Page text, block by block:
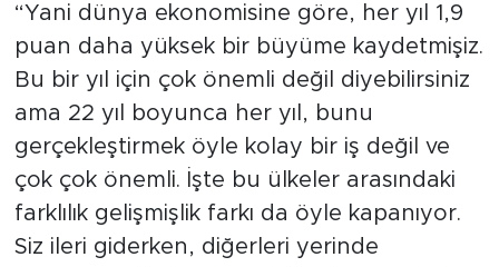
“Yani dünya ekonomisine göre, her yıl 1,9
puan daha yüksek bir büyüme kaydetmişiz.
Bu bir yıl için çok önemli değil diyebilirsiniz
ama 22 yıl boyunca her yıl, bunu
gerçekleştirmek öyle kolay bir iş değil ve
çok çok önemli. İşte bu ülkeler arasındaki
farklılık gelişmişlik farkı da öyle kapanıyor.
Siz ileri giderken, diğerleri yerinde